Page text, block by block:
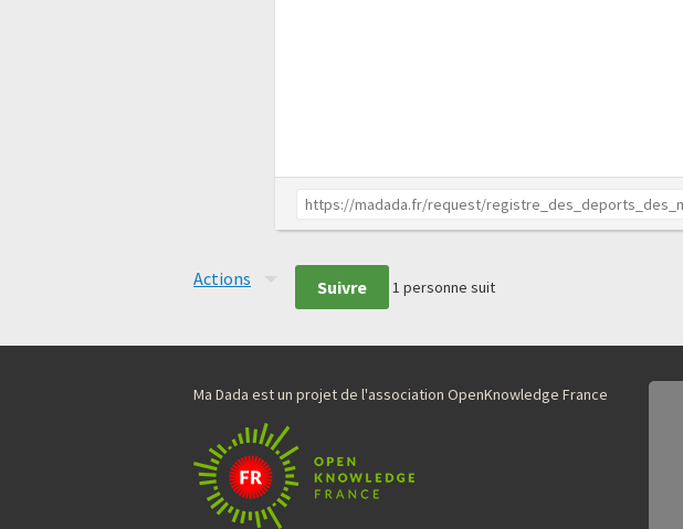
Actions Suivre 1 personne suit
Ma Dada est un projet de l'association OpenKnowledge France